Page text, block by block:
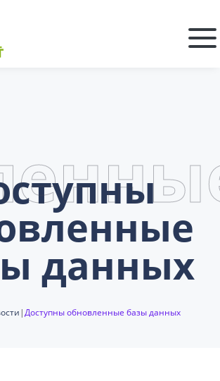
данных
|Доступны обновленные базы данных